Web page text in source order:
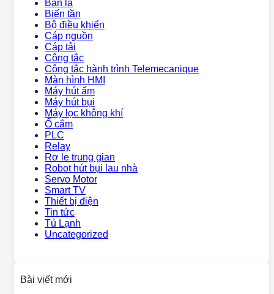
Bàn là
Biến tần
Bộ điều khiển
Cáp nguồn
Cáp tải
Công tắc
Công tắc hành trình Telemecanique
Màn hình HMI
Máy hút ẩm
Máy hút bụi
Máy lọc không khí
Ổ cắm
PLC
Relay
Rơ le trung gian
Robot hút bụi lau nhà
Servo Motor
Smart TV
Thiết bị điện
Tin tức
Tủ Lạnh
Uncategorized
Bài viết mới